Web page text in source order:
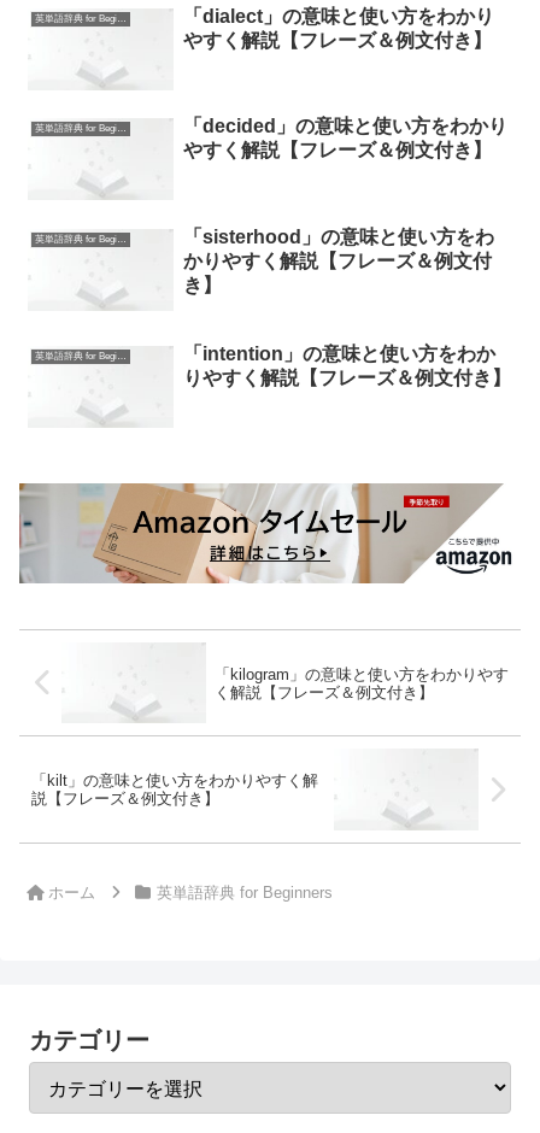
英単語辞典 for Beginners
「dialect」の意味と使い方をわかり
やすく解説【フレーズ＆例文付き】
英単語辞典 for Beginners
「decided」の意味と使い方をわかり
やすく解説【フレーズ＆例文付き】
英単語辞典 for Beginners
「sisterhood」の意味と使い方をわ
かりやすく解説【フレーズ＆例文付
き】
英単語辞典 for Beginners
「intention」の意味と使い方をわか
りやすく解説【フレーズ＆例文付き】
「kilogram」の意味と使い方をわかりやす
く解説【フレーズ＆例文付き】
「kilt」の意味と使い方をわかりやすく解
説【フレーズ＆例文付き】
ホーム 英単語辞典 for Beginners
カテゴリー